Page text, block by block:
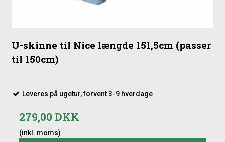
U-skinne til Nice længde 151,5cm (passer
til 150cm)
Leveres på ugetur, forvent 3-9 hverdage
279,00 DKK
(inkl. moms)